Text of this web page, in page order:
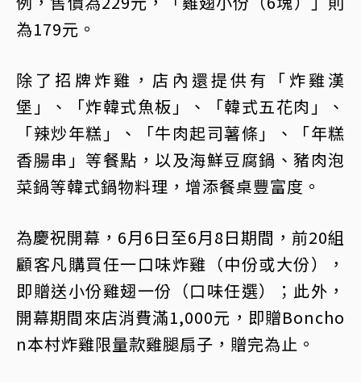
為179元。
除了招牌炸雞，店內還提供有「炸雞漢
堡」、「炸韓式魚板」、「韓式五花肉」、
「辣炒年糕」、「牛肉起司薯條」、「年糕
香腸串」等餐點，以及海鮮豆腐鍋、豬肉泡
菜鍋等韓式鍋物料理，增添餐桌豐富度。
為慶祝開幕，6月6日至6月8日期間，前20組
顧客凡購買任一口味炸雞（中份或大份），
即贈送小份雞翅一份（口味任選）；此外，
開幕期間來店消費滿1,000元，即贈Boncho
n本村炸雞限量款雞腿扇子，贈完為止。